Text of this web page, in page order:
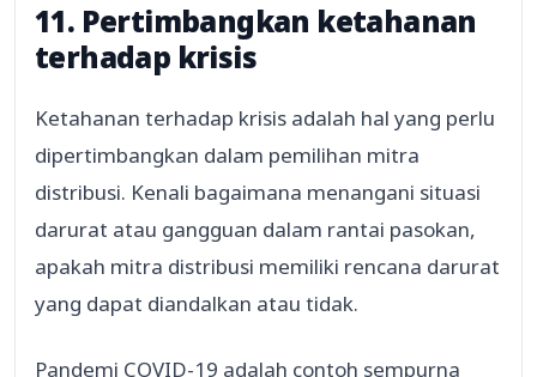
11. Pertimbangkan ketahanan
terhadap krisis
Ketahanan terhadap krisis adalah hal yang perlu
dipertimbangkan dalam pemilihan mitra
distribusi. Kenali bagaimana menangani situasi
darurat atau gangguan dalam rantai pasokan,
apakah mitra distribusi memiliki rencana darurat
yang dapat diandalkan atau tidak.
Pandemi COVID-19 adalah contoh sempurna